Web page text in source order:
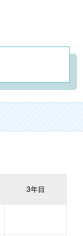
3年目